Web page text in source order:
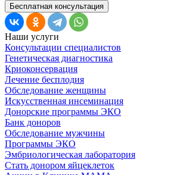
Бесплатная консультация
Наши услуги
Консультации специалистов
Генетическая диагностика
Криоконсервация
Лечение бесплодия
Обследование женщины
Искусственная инсеминация
Донорские программы ЭКО
Банк доноров
Обследование мужчины
Программы ЭКО
Эмбриологическая лаборатория
Стать донором яйцеклеток